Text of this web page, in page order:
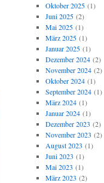
Oktober 2025(1)
Juni 2025(2)
Mai 2025(1)
März 2025(1)
Januar 2025(1)
Dezember 2024(2)
November 2024(2)
Oktober 2024(1)
September 2024(1)
März 2024(1)
Januar 2024(1)
Dezember 2023 (2)
November 2023 (2)
August 2023 (1)
Juni 2023 (1)
Mai 2023 (1)
März 2023 (2)